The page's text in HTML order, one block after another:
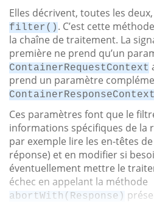
Elles décrivent, toutes les
filter() . C’est cette
la chaîne de traitement. La
première ne prend qu’un
ContainerRequestContext
prend un paramètre
ContainerResponseContext
Ces paramètres font que le
informations spécifiques de la
par exemple lire les en-têtes
réponse) et en modifier si
éventuellement mettre le
échec en appelant la méthode
abortWith(Response)